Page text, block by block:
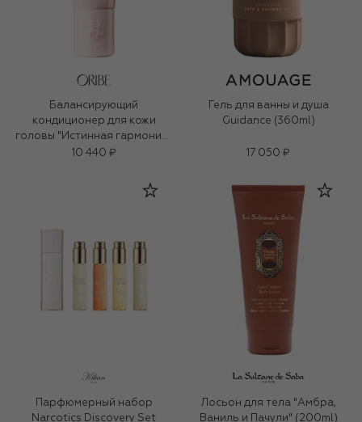
Балансирующий
кондиционер для кожи
головы "Истинная гармония"
(200ml)
10 440 ₽
Гель для ванны и душа
Guidance (360ml)
17 050 ₽
Парфюмерный набор
Narcotics Discovery Set
Лосьон для тела "Амбра,
Ваниль и Пачули" (200ml)